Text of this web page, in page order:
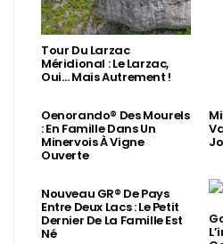
Tour Du Larzac
Méridional : Le Larzac,
Oui… Mais Autrement !
Oenorando® Des Mourels
: En Famille Dans Un
Minervois À Vigne
Ouverte
Nouveau GR® De Pays
Entre Deux Lacs : Le Petit
Dernier De La Famille Est
Né